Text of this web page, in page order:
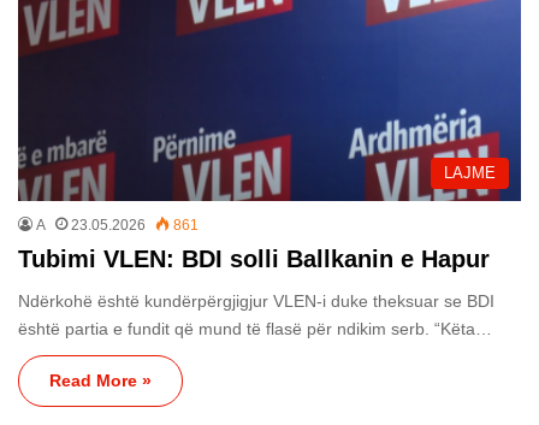
LAJME
A 23.05.2026 861
Tubimi VLEN: BDI solli Ballkanin e Hapur
Ndërkohë është kundërpërgjigjur VLEN-i duke theksuar se BDI
është partia e fundit që mund të flasë për ndikim serb. “Këta…
Read More »